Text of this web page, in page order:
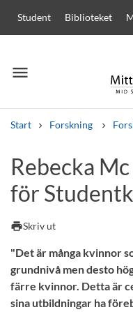
Student Biblioteket
menu
Meny
Start Forskning
Andra söktjänster
Kurser och program
Rebecka
för
printSkriv ut
"Det är många kvinnor
grundnivå men desto
färre kvinnor. Detta är
sina utbildningar ha